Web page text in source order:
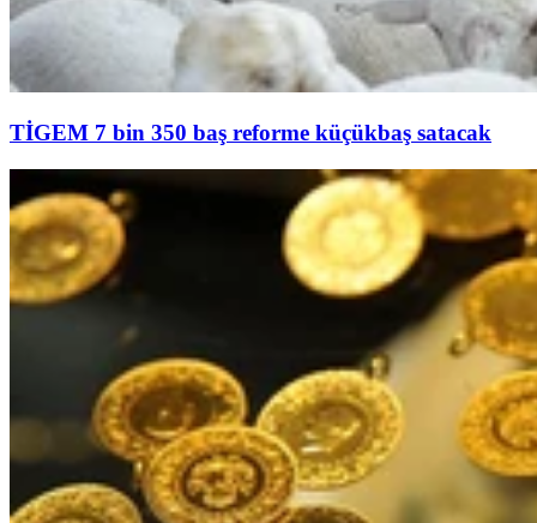
TİGEM 7 bin 350 baş reforme küçükbaş satacak